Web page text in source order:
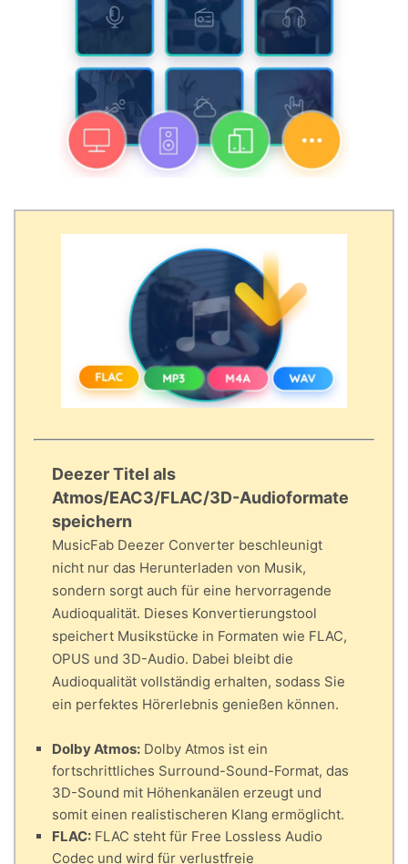
Deezer Titel als
Atmos/EAC3/FLAC/3D-Audioformate
speichern
MusicFab Deezer Converter beschleunigt
nicht nur das Herunterladen von Musik,
sondern sorgt auch für eine hervorragende
Audioqualität. Dieses Konvertierungstool
speichert Musikstücke in Formaten wie FLAC,
OPUS und 3D-Audio. Dabei bleibt die
Audioqualität vollständig erhalten, sodass Sie
ein perfektes Hörerlebnis genießen können.
Dolby Atmos: Dolby Atmos ist ein
fortschrittliches Surround-Sound-Format, das
3D-Sound mit Höhenkanälen erzeugt und
somit einen realistischeren Klang ermöglicht.
FLAC: FLAC steht für Free Lossless Audio
Codec und wird für verlustfreie